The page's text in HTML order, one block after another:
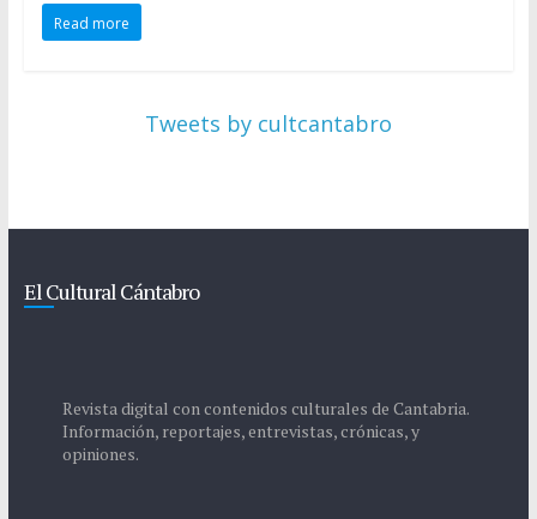
Read more
Tweets by cultcantabro
El Cultural Cántabro
Revista digital con contenidos culturales de Cantabria.
Información, reportajes, entrevistas, crónicas, y
opiniones.